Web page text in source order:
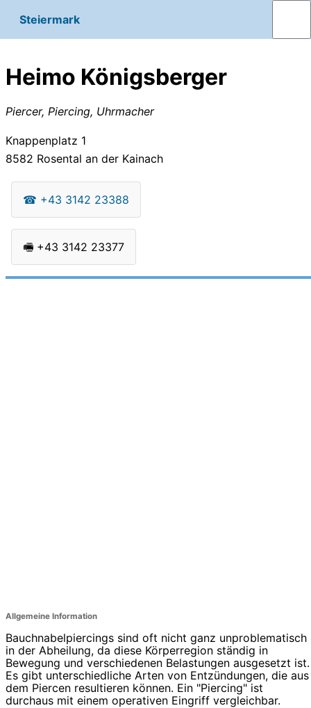
Steiermark
Heimo Königsberger
Piercer, Piercing, Uhrmacher
Knappenplatz 1
8582 Rosental an der Kainach
☎ +43 3142 23388
🖷 +43 3142 23377
Allgemeine Information
Bauchnabelpiercings sind oft nicht ganz unproblematisch
in der Abheilung, da diese Körperregion ständig in
Bewegung und verschiedenen Belastungen ausgesetzt ist.
Es gibt unterschiedliche Arten von Entzündungen, die aus
dem Piercen resultieren können. Ein "Piercing" ist
durchaus mit einem operativen Eingriff vergleichbar.